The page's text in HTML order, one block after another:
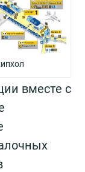
вместе с